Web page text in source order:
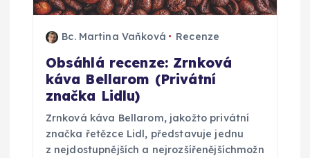
p
Bc. Martina Vaňková Recenze
Obsáhlá recenze: Zrnková
káva Bellarom (Privátní
značka Lidlu)
Zrnková káva Bellarom, jakožto privátní
značka řetězce Lidl, představuje jednu
z nejdostupnějších a nejrozšířenějšíchmožn